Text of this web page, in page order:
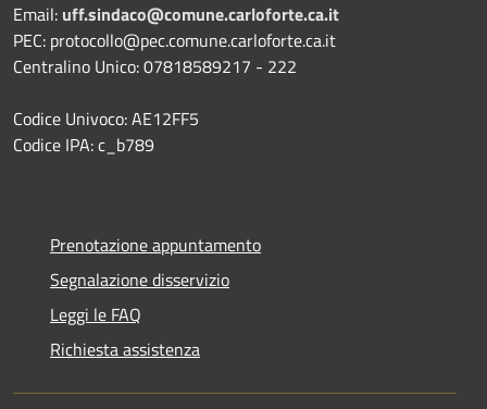
Email: uff.sindaco@comune.carloforte.ca.it
PEC: protocollo@pec.comune.carloforte.ca.it
Centralino Unico: 07818589217 - 222
Codice Univoco: AE12FF5
Codice IPA: c_b789
Prenotazione appuntamento
Segnalazione disservizio
Leggi le FAQ
Richiesta assistenza